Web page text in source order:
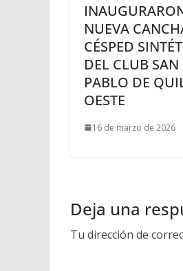
NUEVA
CÉSPED
DEL CLUB SAN
PABLO DE
OESTE
16 de marzo de 2026
Deja una
Tu dirección de